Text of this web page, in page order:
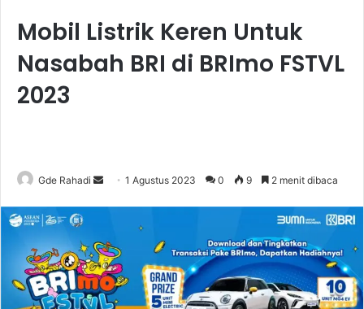
Mobil Listrik Keren Untuk
Nasabah BRI di BRImo FSTVL
2023
Gde Rahadi
d
a
n
e
1 Agustus 2023 0 9 2 menit dibaca